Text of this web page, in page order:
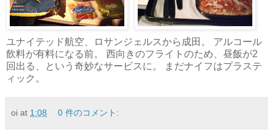
ユナイテッド航空、ロサンジェルスから成田。 アルコール
飲料が有料になる前。 西向きのフライトのため、昼飯が2
回出る、という奇妙なサービスに。 まだナイフはプラステ
ィック。
oi at 1:08 0 件のコメント: